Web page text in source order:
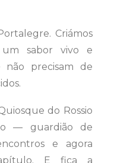
Criámos
sabor vivo e
não precisam de
do Rossio
— guardião de
e agora
E fica a